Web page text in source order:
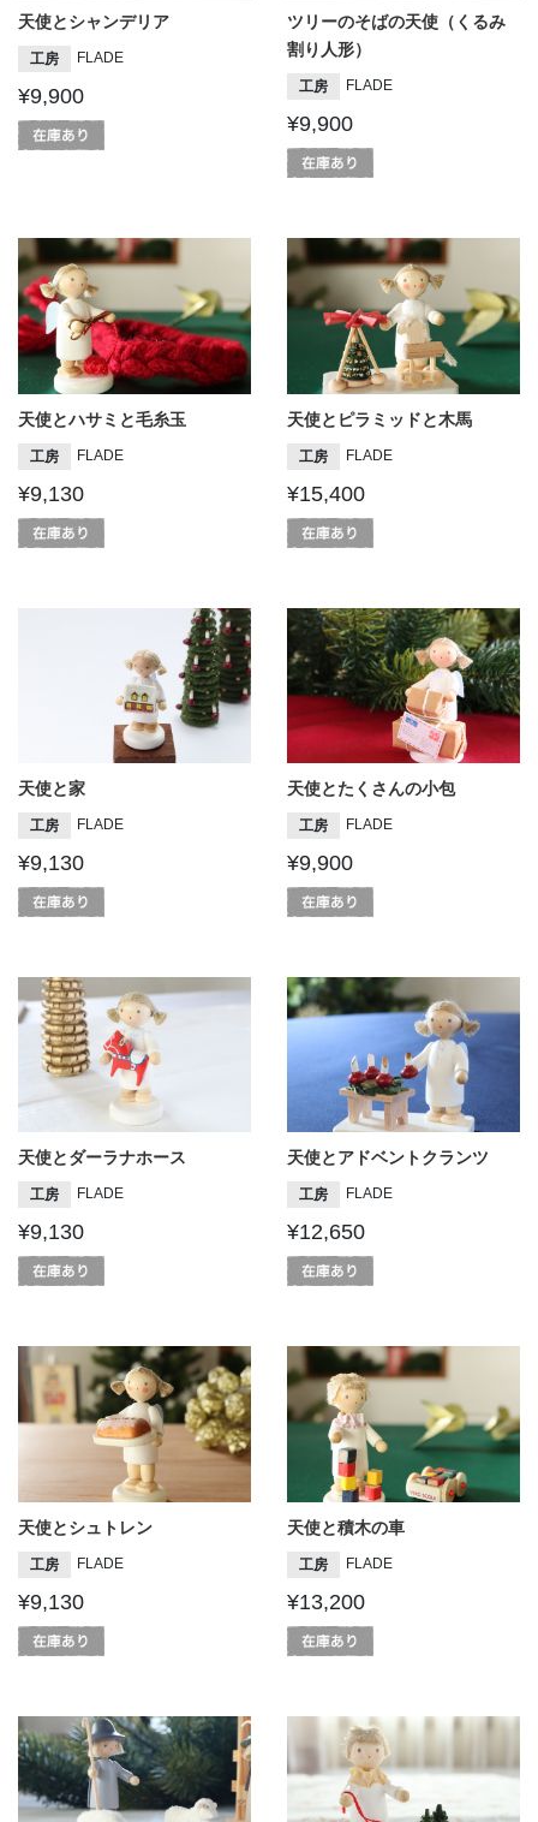
天使とシャンデリア
工房 FLADE
¥9,900
ツリーのそばの天使（くるみ
割り人形）
工房 FLADE
¥9,900
天使とハサミと毛糸玉
工房 FLADE
¥9,130
天使とピラミッドと木馬
工房 FLADE
¥15,400
天使と家
工房 FLADE
¥9,130
天使とたくさんの小包
工房 FLADE
¥9,900
天使とダーラナホース
工房 FLADE
¥9,130
天使とアドベントクランツ
工房 FLADE
¥12,650
天使とシュトレン
工房 FLADE
¥9,130
天使と積木の車
工房 FLADE
¥13,200